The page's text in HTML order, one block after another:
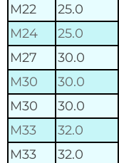
M22
25.0
M24
25.0
M27
30.0
M30
30.0
M30
30.0
M33
32.0
M33
32.0